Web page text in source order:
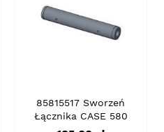
85815517 Sworzeń
Łącznika CASE 580